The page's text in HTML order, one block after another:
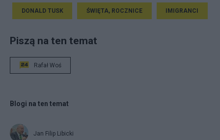
DONALD TUSK ŚWIĘTA, ROCZNICE IMIGRANCI
Piszą na ten temat
Rafał Woś
Blogi na ten temat
Jan Filip Libicki